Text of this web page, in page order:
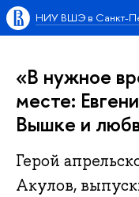
НИУ ВШЭ в Санкт-
«В нужное
месте:
Вышке и
Герой
Акулов,